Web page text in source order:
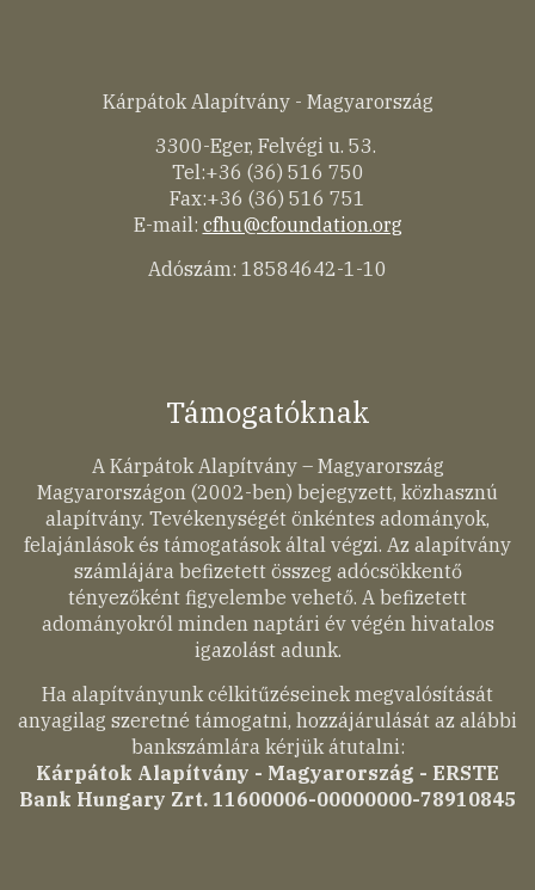
Kárpátok Alapítvány - Magyarország
3300-Eger, Felvégi u. 53.
Tel:+36 (36) 516 750
Fax:+36 (36) 516 751
E-mail: cfhu@cfoundation.org
Adószám: 18584642-1-10
Támogatóknak
A Kárpátok Alapítvány – Magyarország
Magyarországon (2002-ben) bejegyzett, közhasznú
alapítvány. Tevékenységét önkéntes adományok,
felajánlások és támogatások által végzi. Az alapítvány
számlájára befizetett összeg adócsökkentő
tényezőként figyelembe vehető. A befizetett
adományokról minden naptári év végén hivatalos
igazolást adunk.
Ha alapítványunk célkitűzéseinek megvalósítását
anyagilag szeretné támogatni, hozzájárulását az alábbi
bankszámlára kérjük átutalni:
Kárpátok Alapítvány - Magyarország - ERSTE
Bank Hungary Zrt. 11600006-00000000-78910845